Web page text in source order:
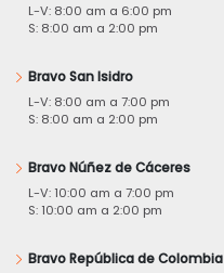
L-V: 8:00 am a 6:00 pm
S: 8:00 am a 2:00 pm
Bravo San Isidro
L-V: 8:00 am a 7:00 pm
S: 8:00 am a 2:00 pm
Bravo Núñez de Cáceres
L-V: 10:00 am a 7:00 pm
S: 10:00 am a 2:00 pm
Bravo República de Colombia